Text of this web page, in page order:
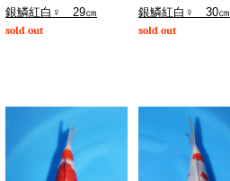
銀鱗紅白♀ 29㎝
sold out
銀鱗紅白♀ 30㎝
sold out